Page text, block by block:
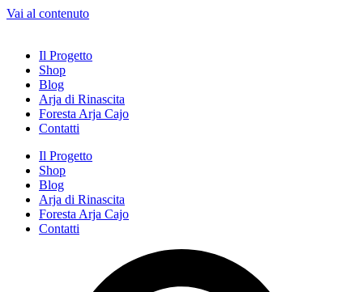
Vai al contenuto
Il Progetto
Shop
Blog
Arja di Rinascita
Foresta Arja Cajo
Contatti
Il Progetto
Shop
Blog
Arja di Rinascita
Foresta Arja Cajo
Contatti